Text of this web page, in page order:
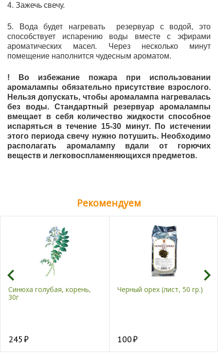
4. Зажечь свечу.
5. Вода будет нагревать резервуар с водой, это
способствует испарению воды вместе с эфирами
ароматических масел. Через несколько минут
помещение наполнится чудесным ароматом.
! Во избежание пожара при использовании
аромалампы обязательно присутствие взрослого.
Нельзя допускать, чтобы аромалампа нагревалась
без воды. Стандартный резервуар аромалампы
вмещает в себя количество жидкости способное
испаряться в течение 15-30 минут. По истечении
этого периода свечу нужно потушить. Необходимо
располагать аромалампу вдали от горючих
веществ и легковоспламеняющихся предметов.
Рекомендуем
Синюха голубая, корень,
30г
245
Черный орех (лист, 50 гр.)
100